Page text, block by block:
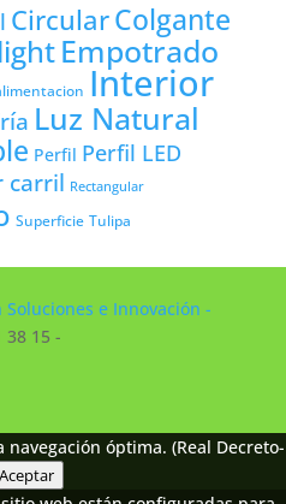
CircularColgante
Empotrado
Interior
Luz Natural
Perfil Perfil LED
carril Rectangular
Superficie Tulipa
e Innovación -
15 -
óptima. (Real Decreto-
Aceptar